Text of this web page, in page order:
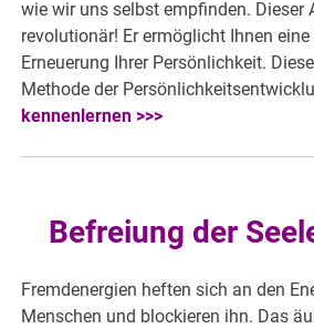
wie wir uns selbst empfinden. Dieser
revolutionär! Er ermöglicht Ihnen
Erneuerung Ihrer Persönlichkeit.
Methode der
kennenlernen >>>
Befreiung der
Fremdenergien heften sich an den
Menschen und blockieren ihn. Das